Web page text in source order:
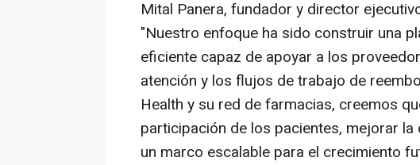
Mital Panera, fundador y director
"Nuestro enfoque ha sido construir una
eficiente capaz de apoyar a los
atención y los flujos de trabajo de
Health y su red de farmacias, creemos
participación de los pacientes, mejorar
un marco escalable para el crecimiento